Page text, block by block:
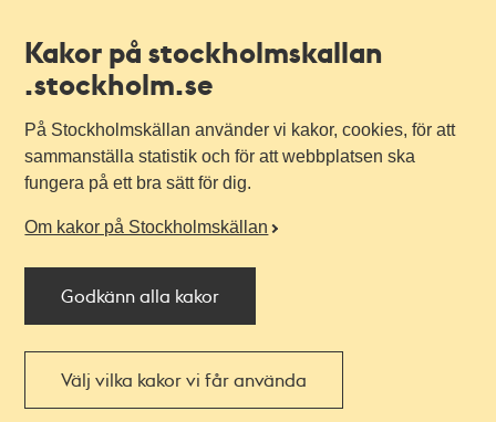
Kakor på stockholmskallan
.stockholm.se
På Stockholmskällan använder vi kakor, cookies, för att
sammanställa statistik och för att webbplatsen ska
fungera på ett bra sätt för dig.
Om kakor på Stockholmskällan
Godkänn alla kakor
Välj vilka kakor vi får använda